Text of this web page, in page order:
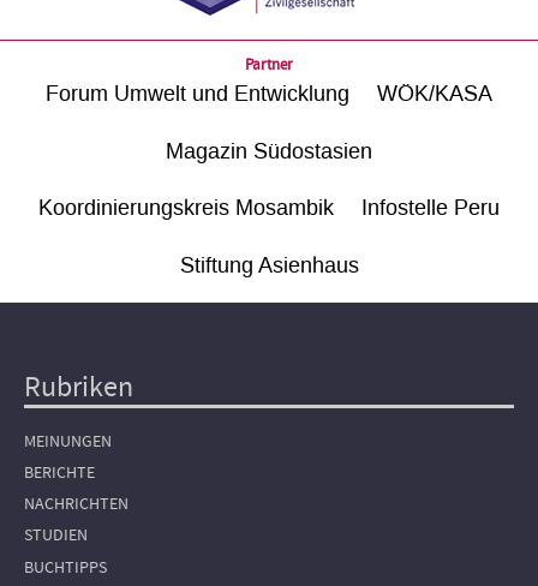
Partner
Forum Umwelt und Entwicklung WÖK/KASA
Magazin Südostasien
Koordinierungskreis Mosambik Infostelle Peru
Stiftung Asienhaus
Hauptnavigation
Rubriken
MEINUNGEN
BERICHTE
NACHRICHTEN
STUDIEN
BUCHTIPPS